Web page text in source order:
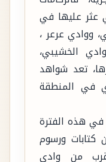
عثر عليها في
ووادي عرعر ،
الخشيبي،
تعد شواهد
في المنطقة
في هذه الفترة
ورسوم
من وادي